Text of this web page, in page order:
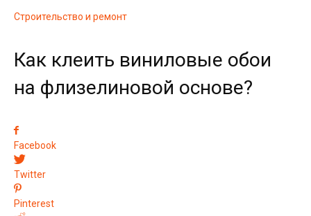
Строительство и ремонт
Как клеить виниловые обои
на флизелиновой основе?
Facebook
Twitter
Pinterest